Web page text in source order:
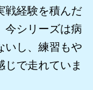
戦経験を積んだ
今シリーズは病
いし、練習もや
じで走れていま